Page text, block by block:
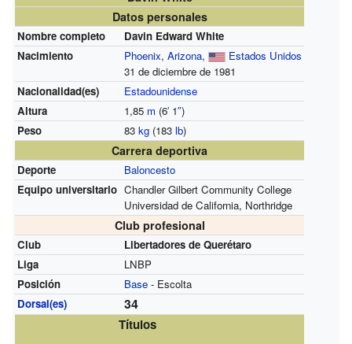
Datos personales
Nombre completo
Davin Edward White
Nacimiento
Phoenix, Arizona,
Estados Unidos
31 de diciembre de 1981
Nacionalidad(es)
Estadounidense
Altura
1,85 m (6′1″)
Peso
83 kg(183 lb)
Carrera deportiva
Deporte
Baloncesto
Equipo universitario Chandler Gilbert Community College
Universidad de California, Northridge
Club profesional
Club
Libertadores de Querétaro
Liga
LNBP
Posición
Base- Escolta
Dorsal(es)
34
Títulos